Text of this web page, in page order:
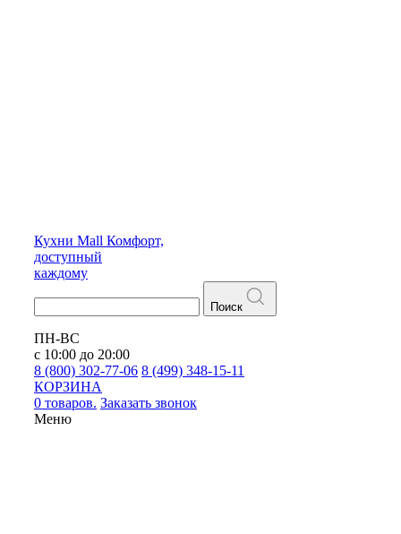
Кухни Mall Комфорт,
доступный
каждому
Поиск
ПН-ВС
с 10:00 до 20:00
8 (800) 302-77-06 8 (499) 348-15-11
КОРЗИНА
0 товаров. Заказать звонок
Меню